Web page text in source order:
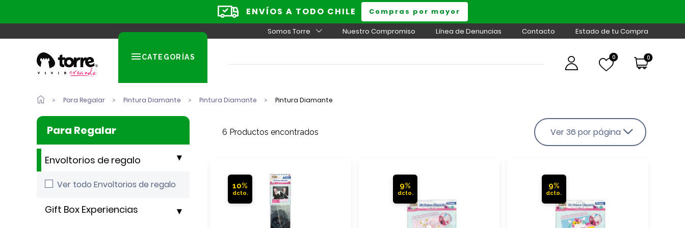
ENVÍOS A TODO CHILE Compras por mayor
Somos Torre Nuestro Compromiso Línea de Denuncias Contacto Estado de tu Compra
CATEGORÍAS 0 0
Para Regalar Pintura Diamante Pintura Diamante Pintura Diamante
Para Regalar
Ver todo Envoltorios de regalo
Envoltorios de regalo
Gift Box Experiencias
6 Productos encontrados Ver 36 por página
10% 9% 9%